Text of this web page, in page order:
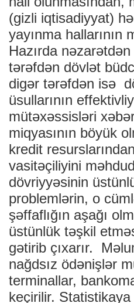
(gizli iqtisadiyyat)
yayınma
Hazırda
tərəfdən dövlət
digər tərəfdən isə
üsullarının
mütəxəssisləri
miqyasının böyük
kredit
vasitəçiliyini
dövriyyəsinin
problemlərin, o
şəffaflığın aşağı
üstünlük təşkil
gətirib çıxarır.
nağdsız ödənişlər
terminallar,
keçirilir.